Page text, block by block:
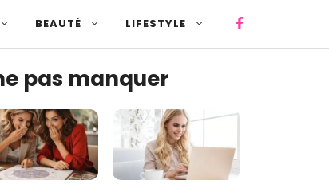
BEAUTÉ LIFESTYLE
pas manquer